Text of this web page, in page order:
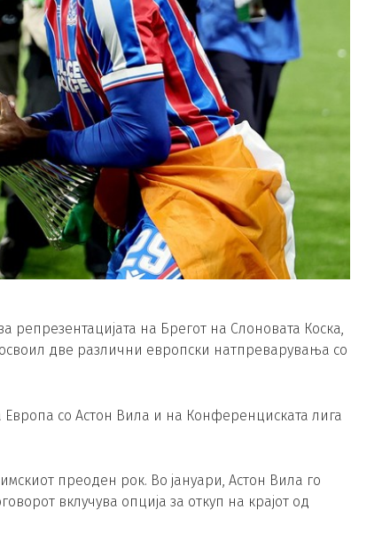
репрезентацијата на Брегот на Слоновата Коска,
две различни европски натпреварувања со
со Астон Вила и на Конференциската лига
преоден рок. Во јануари, Астон Вила го
вклучува опција за откуп на крајот од